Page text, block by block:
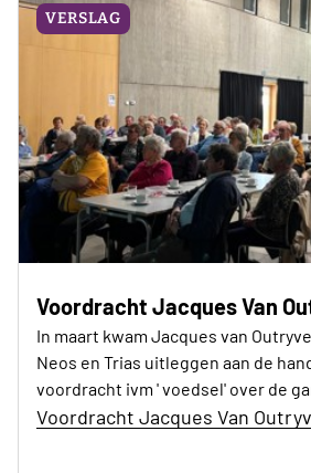
VERSLAG
Voordracht Jacques Van
In maart kwam Jacques van
Neos en Trias uitleggen aan de
voordracht ivm ' voedsel' over de
Voordracht Jacques Van